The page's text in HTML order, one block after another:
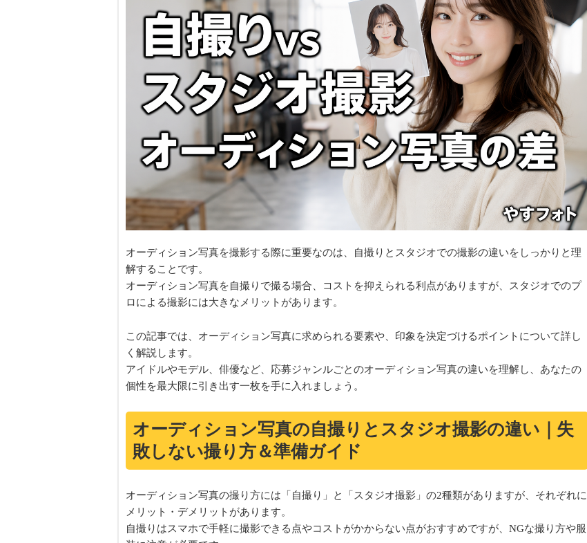
オーディション写真を撮影する際に重要なのは、自撮りとスタジオでの撮影の違いをしっかりと理
解することです。
オーディション写真を自撮りで撮る場合、コストを抑えられる利点がありますが、スタジオでのプ
ロによる撮影には大きなメリットがあります。
この記事では、オーディション写真に求められる要素や、印象を決定づけるポイントについて詳し
く解説します。
アイドルやモデル、俳優など、応募ジャンルごとのオーディション写真の違いを理解し、あなたの
個性を最大限に引き出す一枚を手に入れましょう。
オーディション写真の自撮りとスタジオ撮影の違い｜失
敗しない撮り方＆準備ガイド
オーディション写真の撮り方には「自撮り」と「スタジオ撮影」の2種類がありますが、それぞれに
メリット・デメリットがあります。
自撮りはスマホで手軽に撮影できる点やコストがかからない点がおすすめですが、NGな撮り方や服